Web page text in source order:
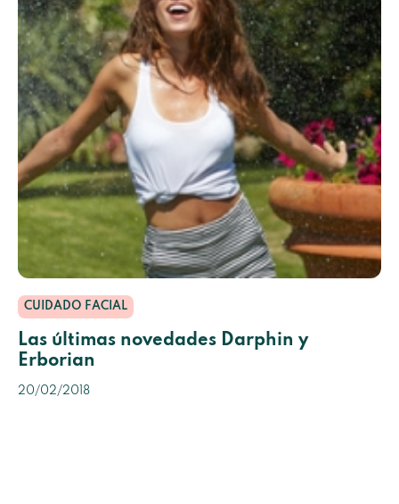
CUIDADO FACIAL
Las últimas novedades Darphin y
Erborian
20/02/2018